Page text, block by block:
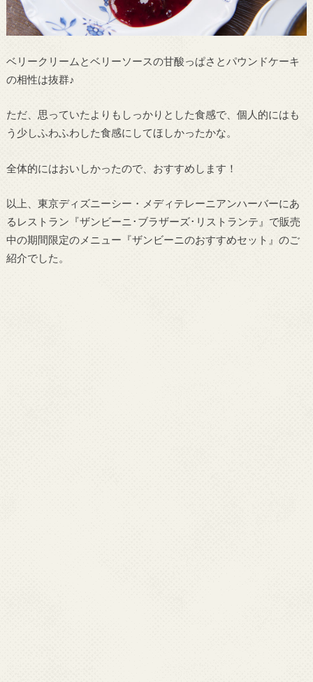
ベリークリームとベリーソースの甘酸っぱさとパウンドケーキ
の相性は抜群♪
ただ、思っていたよりもしっかりとした食感で、個人的にはも
う少しふわふわした食感にしてほしかったかな。
全体的にはおいしかったので、おすすめします！
以上、東京ディズニーシー・メディテレーニアンハーバーにあ
るレストラン『ザンビーニ･ブラザーズ･リストランテ』で販売
中の期間限定のメニュー『ザンビーニのおすすめセット』のご
紹介でした。